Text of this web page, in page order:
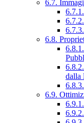
6.7.
6.8.
dalla
6.9.